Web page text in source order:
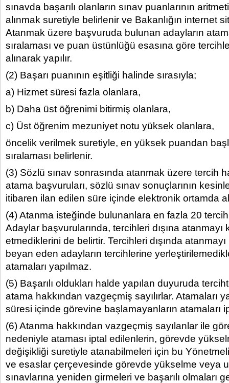
sınavda başarılı olanların sınav puanlarının
alınmak suretiyle belirlenir ve Bakanlığın internet
Atanmak üzere başvuruda bulunan adayların
sıralaması ve puan üstünlüğü esasına göre
alınarak yapılır.
(2) Başarı puanının eşitliği halinde sırasıyla;
a) Hizmet süresi fazla olanlara,
b) Daha üst öğrenimi bitirmiş olanlara,
c) Üst öğrenim mezuniyet notu yüksek olanlara,
öncelik verilmek suretiyle, en yüksek puandan
sıralaması belirlenir.
(3) Sözlü sınav sonrasında atanmak üzere tercih
atama başvuruları, sözlü sınav sonuçlarının
itibaren ilan edilen süre içinde elektronik ortamda
(4) Atanma isteğinde bulunanlara en fazla 20 tercih
Adaylar başvurularında, tercihleri dışına atanmayı
etmediklerini de belirtir. Tercihleri dışında
beyan eden adayların tercihlerine
atamaları yapılmaz.
(5) Başarılı oldukları halde yapılan duyuruda
atama hakkından vazgeçmiş sayılırlar. Atamaları
süresi içinde görevine başlamayanların atamaları
(6) Atanma hakkından vazgeçmiş sayılanlar ile
nedeniyle ataması iptal edilenlerin, görevde
değişikliği suretiyle atanabilmeleri için bu
ve esaslar çerçevesinde görevde yükselme veya
sınavlarına yeniden girmeleri ve başarılı olmaları